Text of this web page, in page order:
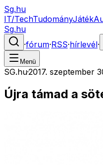
Sg.hu
IT/TechTudományJáték
Sg.hu
·fórum·RSS·hírlevél·
Menü
SG.hu·2017. szeptember
Újra támad a